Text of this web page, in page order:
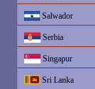
Salwador
Serbia
Singapur
Sri Lanka